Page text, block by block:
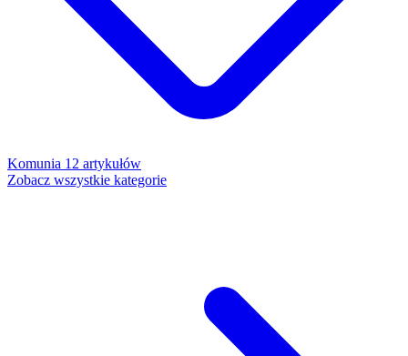
Komunia 12 artykułów
Zobacz wszystkie kategorie